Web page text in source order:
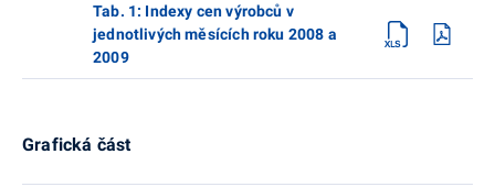
Tab. 1: Indexy cen výrobců v
jednotlivých měsících roku 2008 a
2009
Grafická část